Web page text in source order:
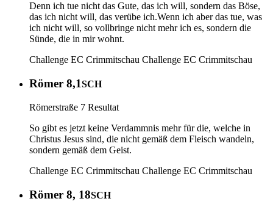
Denn ich tue nicht das Gute, das ich will, sondern das Böse,
das ich nicht will, das verübe ich.Wenn ich aber das tue, was
ich nicht will, so vollbringe nicht mehr ich es, sondern die
Sünde, die in mir wohnt.
Challenge EC Crimmitschau Challenge EC Crimmitschau
Römer 8,1SCH
Römerstraße 7 Resultat
So gibt es jetzt keine Verdammnis mehr für die, welche in
Christus Jesus sind, die nicht gemäß dem Fleisch wandeln,
sondern gemäß dem Geist.
Challenge EC Crimmitschau Challenge EC Crimmitschau
Römer 8, 18SCH